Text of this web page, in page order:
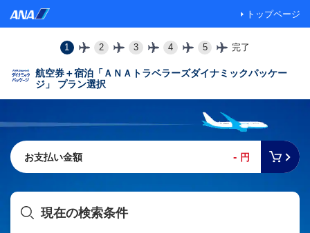
トップページ
1 2 3 4 5 完了
航空券＋宿泊「ＡＮＡトラベラーズダイナミックパッケー
ジ」 プラン選択
お支払い金額 - 円
現在の検索条件